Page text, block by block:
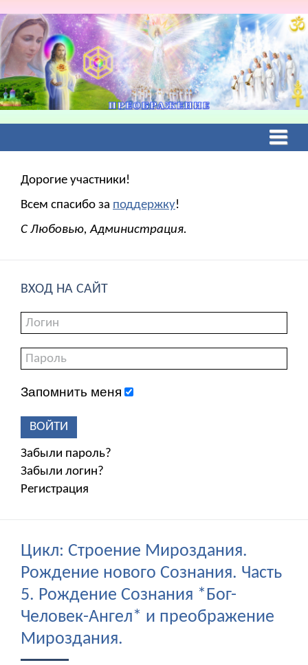
Дорогие участники!
Всем спасибо за поддержку!
С Любовью, Администрация.
ВХОД НА САЙТ
Запомнить меня
ВОЙТИ
Забыли пароль?
Забыли логин?
Регистрация
Цикл: Строение Мироздания.
Рождение нового Сознания. Часть
5. Рождение Сознания *Бог-
Человек-Ангел* и преображение
Мироздания.